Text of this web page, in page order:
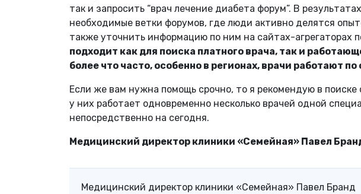
так и запросить “врач лечение диабета форум”. В
необходимые ветки форумов, где люди активно делятся
также уточнить информацию по ним на сайтах-агрегаторах
подходит как для поиска платного врача, так и
более что часто, особенно в регионах, врачи работают
Если же вам нужна помощь срочно, то я рекомендую в
у них работает одновременно несколько врачей одной
непосредственно на сегодня.
Медицинский директор клиники «Семейная» Павел
Медицинский директор клиники «Семейная» Павел Бранд